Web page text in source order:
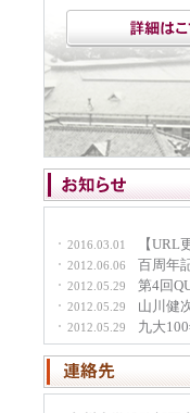
2016.03.01 【
2012.06.06 百周年
2012.05.29 第4回
2012.05.29 山川健
2012.05.29 九大